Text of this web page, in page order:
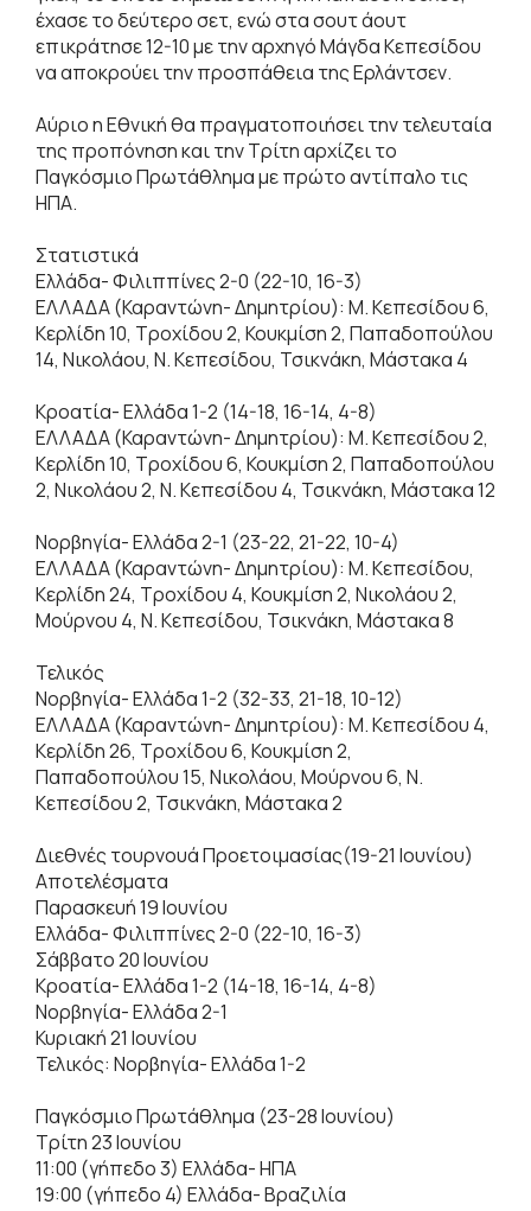
έχασε το δεύτερο σετ, ενώ στα σουτ άουτ
επικράτησε 12-10 με την αρχηγό Μάγδα Κεπεσίδου
να αποκρούει την προσπάθεια της Ερλάντσεν.
Αύριο η Εθνική θα πραγματοποιήσει την τελευταία
της προπόνηση και την Τρίτη αρχίζει το
Παγκόσμιο Πρωτάθλημα με πρώτο αντίπαλο τις
ΗΠΑ.
Στατιστικά
Ελλάδα- Φιλιππίνες 2-0 (22-10, 16-3)
ΕΛΛΑΔΑ (Καραντώνη- Δημητρίου): Μ. Κεπεσίδου 6,
Κερλίδη 10, Τροχίδου 2, Κουκμίση 2, Παπαδοπούλου
14, Νικολάου, Ν. Κεπεσίδου, Τσικνάκη, Μάστακα 4
Κροατία- Ελλάδα 1-2 (14-18, 16-14, 4-8)
ΕΛΛΑΔΑ (Καραντώνη- Δημητρίου): Μ. Κεπεσίδου 2,
Κερλίδη 10, Τροχίδου 6, Κουκμίση 2, Παπαδοπούλου
2, Νικολάου 2, Ν. Κεπεσίδου 4, Τσικνάκη, Μάστακα 12
Νορβηγία- Ελλάδα 2-1 (23-22, 21-22, 10-4)
ΕΛΛΑΔΑ (Καραντώνη- Δημητρίου): Μ. Κεπεσίδου,
Κερλίδη 24, Τροχίδου 4, Κουκμίση 2, Νικολάου 2,
Μούρνου 4, Ν. Κεπεσίδου, Τσικνάκη, Μάστακα 8
Τελικός
Νορβηγία- Ελλάδα 1-2 (32-33, 21-18, 10-12)
ΕΛΛΑΔΑ (Καραντώνη- Δημητρίου): Μ. Κεπεσίδου 4,
Κερλίδη 26, Τροχίδου 6, Κουκμίση 2,
Παπαδοπούλου 15, Νικολάου, Μούρνου 6, Ν.
Κεπεσίδου 2, Τσικνάκη, Μάστακα 2
Διεθνές τουρνουά Προετοιμασίας(19-21 Ιουνίου)
Αποτελέσματα
Παρασκευή 19 Ιουνίου
Ελλάδα- Φιλιππίνες 2-0 (22-10, 16-3)
Σάββατο 20 Ιουνίου
Κροατία- Ελλάδα 1-2 (14-18, 16-14, 4-8)
Νορβηγία- Ελλάδα 2-1
Κυριακή 21 Ιουνίου
Τελικός: Νορβηγία- Ελλάδα 1-2
Παγκόσμιο Πρωτάθλημα (23-28 Ιουνίου)
Τρίτη 23 Ιουνίου
11:00 (γήπεδο 3) Ελλάδα- ΗΠΑ
19:00 (γήπεδο 4) Ελλάδα- Βραζιλία